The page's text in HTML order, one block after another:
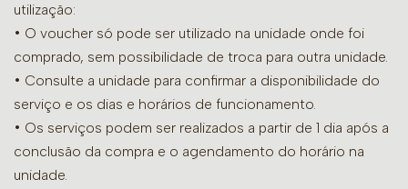
utilização:
• O voucher só pode ser utilizado na unidade onde foi
comprado, sem possibilidade de troca para outra unidade.
• Consulte a unidade para confirmar a disponibilidade do
serviço e os dias e horários de funcionamento.
• Os serviços podem ser realizados a partir de 1 dia após a
conclusão da compra e o agendamento do horário na
unidade.